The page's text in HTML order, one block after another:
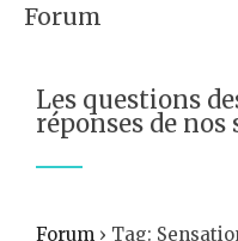
Forum
Les questions
réponses de nos
Forum › Tag: